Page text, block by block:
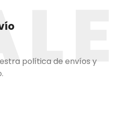
política de envíos y